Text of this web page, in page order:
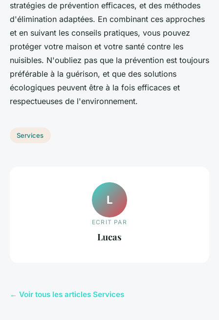
stratégies de prévention efficaces, et des méthodes
d'élimination adaptées. En combinant ces approches
et en suivant les conseils pratiques, vous pouvez
protéger votre maison et votre santé contre les
nuisibles. N'oubliez pas que la prévention est toujours
préférable à la guérison, et que des solutions
écologiques peuvent être à la fois efficaces et
respectueuses de l'environnement.
Services
L
ECRIT PAR
Lucas
← Voir tous les articles Services